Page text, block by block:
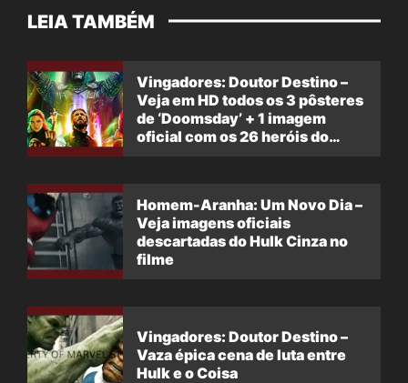
LEIA TAMBÉM
Vingadores: Doutor Destino –
Veja em HD todos os 3 pôsteres
de ‘Doomsday’ + 1 imagem
oficial com os 26 heróis do
Homem-Aranha: Um Novo Dia –
Veja imagens oficiais
descartadas do Hulk Cinza no
filme
Vingadores: Doutor Destino –
Vaza épica cena de luta entre
Hulk e o Coisa